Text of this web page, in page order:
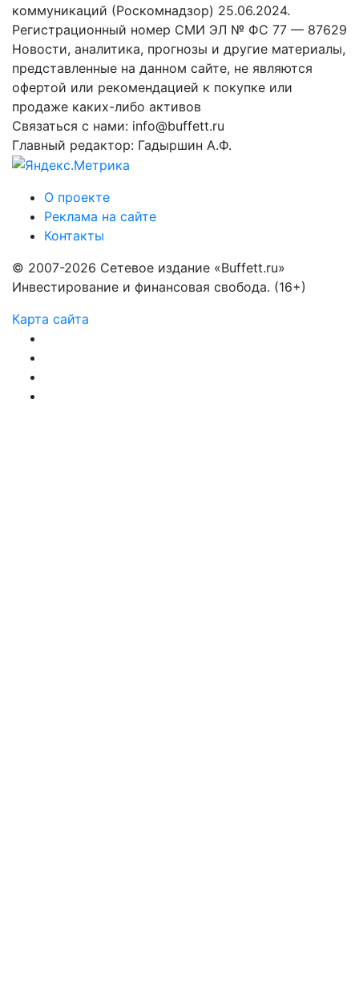
коммуникаций (Роскомнадзор) 25.06.2024.
Регистрационный номер СМИ ЭЛ № ФС 77 — 87629
Новости, аналитика, прогнозы и другие материалы,
представленные на данном сайте, не являются
офертой или рекомендацией к покупке или
продаже каких-либо активов
Связаться с нами: info@buffett.ru
Главный редактор: Гадыршин А.Ф.
О проекте
Реклама на сайте
Контакты
© 2007-2026 Сетевое издание «Buffett.ru»
Инвестирование и финансовая свобода. (16+)
Карта сайта